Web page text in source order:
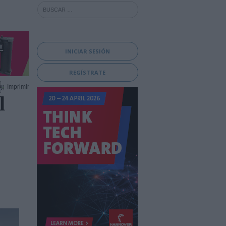
Imprimir
INICIAR SESIÓN
REGÍSTRATE